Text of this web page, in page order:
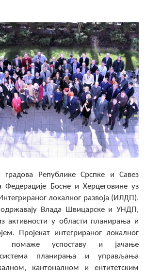
НАЧЕЛНИК
раду начелника
СКУПШТИНА
УПРАВА
ИНФО
Републике Срспке и Савез
Федерације Босне и Херцеговине уз
локалног развоја (ИЛДП),
Влада Швицарске и УНДП,
активности у области планирања и
Пројекат интегрираног локалног
помаже успоставу и јачање
планирања и управљања
кантоналном и ентитетским